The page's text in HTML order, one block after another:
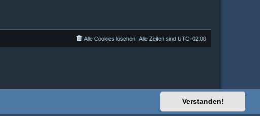
Verstanden!
Alle Zeiten sind UTC+02:00
Alle Cookies löschen